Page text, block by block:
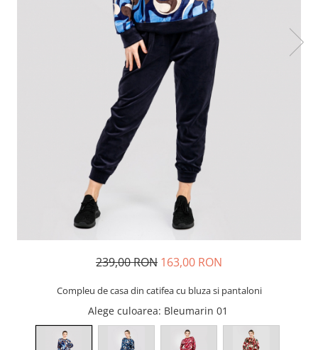
239,00 RON 163,00 RON
Compleu de casa din catifea cu bluza si pantaloni
Alege culoarea: Bleumarin 01